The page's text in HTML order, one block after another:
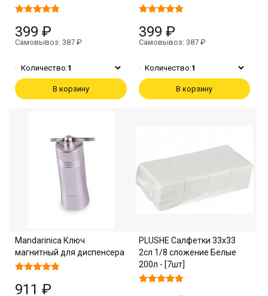
399 ₽
Самовывоз: 387 ₽
Количество:1
В корзину
399 ₽
Самовывоз: 387 ₽
Количество:1
В корзину
Mandarinica Ключ
магнитный для диспенсера
911 ₽
PLUSHE Салфетки 33х33
2сл 1/8 сложение Белые
200л - [7шт]